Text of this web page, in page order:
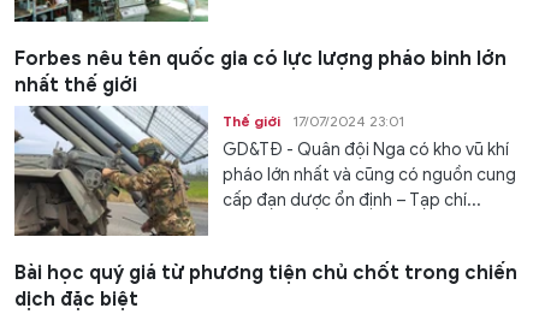
Forbes nêu tên quốc gia có lực lượng pháo binh lớn
nhất thế giới
Thế giới 17/07/2024 23:01
GD&TĐ - Quân đội Nga có kho vũ khí
pháo lớn nhất và cũng có nguồn cung
cấp đạn dược ổn định – Tạp chí...
Bài học quý giá từ phương tiện chủ chốt trong chiến
dịch đặc biệt